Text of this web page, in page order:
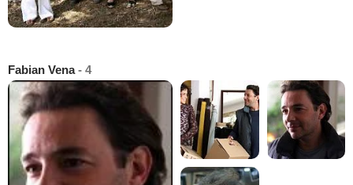
Fabian Vena- 4